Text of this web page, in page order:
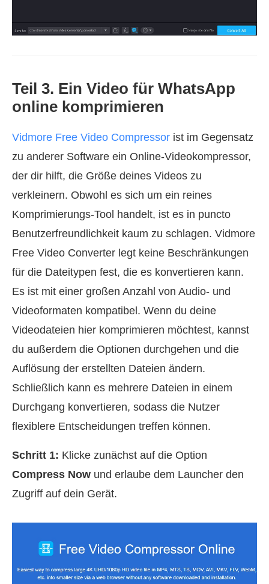
Teil 3. Ein Video für WhatsApp
online komprimieren
Vidmore Free Video Compressor ist im Gegensatz
zu anderer Software ein Online‑Videokompressor,
der dir hilft, die Größe deines Videos zu
verkleinern. Obwohl es sich um ein reines
Komprimierungs‑Tool handelt, ist es in puncto
Benutzerfreundlichkeit kaum zu schlagen. Vidmore
Free Video Converter legt keine Beschränkungen
für die Dateitypen fest, die es konvertieren kann.
Es ist mit einer großen Anzahl von Audio‑ und
Videoformaten kompatibel. Wenn du deine
Videodateien hier komprimieren möchtest, kannst
du außerdem die Optionen durchgehen und die
Auflösung der erstellten Dateien ändern.
Schließlich kann es mehrere Dateien in einem
Durchgang konvertieren, sodass die Nutzer
flexiblere Entscheidungen treffen können.
Schritt 1: Klicke zunächst auf die Option
Compress Now und erlaube dem Launcher den
Zugriff auf dein Gerät.